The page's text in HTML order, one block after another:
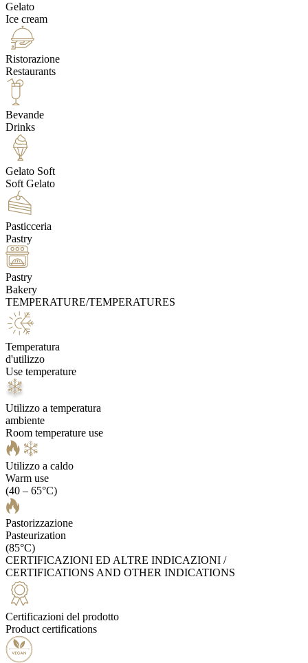
Gelato
Ice cream
Ristorazione
Restaurants
Bevande
Drinks
Gelato Soft
Soft Gelato
Pasticceria
Pastry
Pastry
Bakery
TEMPERATURE/TEMPERATURES
Temperatura
d'utilizzo
Use temperature
Utilizzo a temperatura
ambiente
Room temperature use
Utilizzo a caldo
Warm use
(40 – 65°C)
Pastorizzazione
Pasteurization
(85°C)
CERTIFICAZIONI ED ALTRE INDICAZIONI /
CERTIFICATIONS AND OTHER INDICATIONS
Certificazioni del prodotto
Product certifications